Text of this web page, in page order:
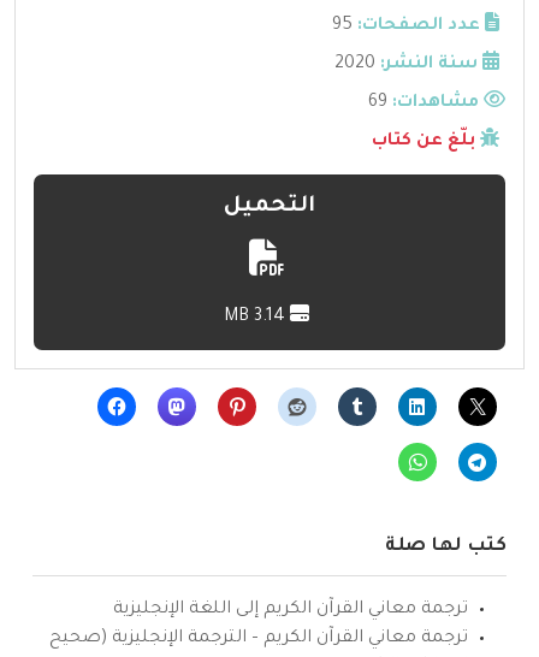
عدد الصفحات: 95
سنة النشر: 2020
مشاهدات:
بلّغ عن كتاب
التحميل
كتب لها صلة
ترجمة معاني القرآن الكريم إلى اللغة الإنجليزية
ترجمة معاني القرآن الكريم – الترجمة الإنجليزية (صحيح